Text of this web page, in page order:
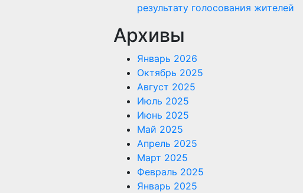
результату голосования жителей
Архивы
Январь 2026
Октябрь 2025
Август 2025
Июль 2025
Июнь 2025
Май 2025
Апрель 2025
Март 2025
Февраль 2025
Январь 2025